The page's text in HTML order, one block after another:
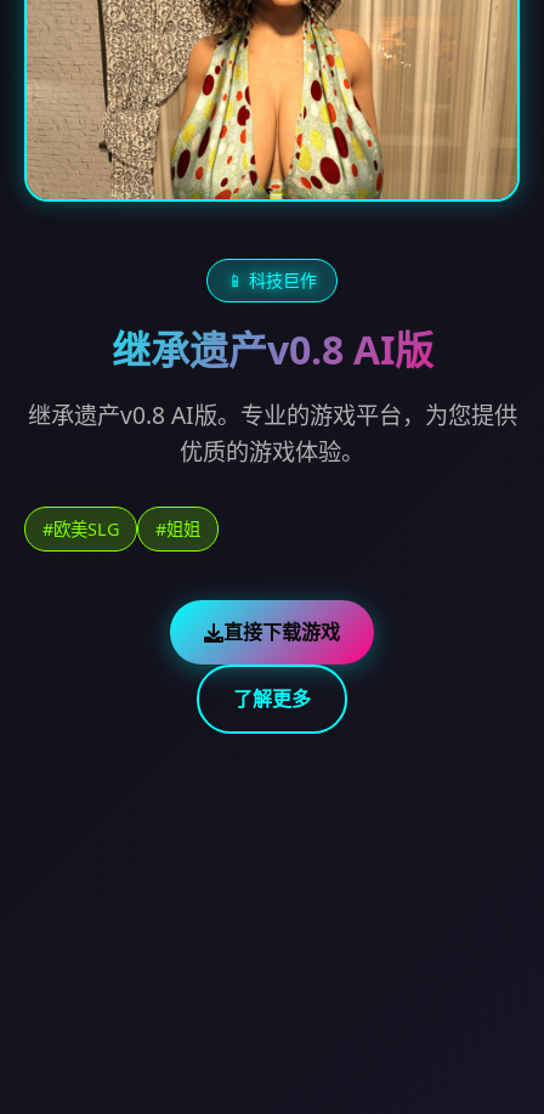
📱 科技巨作
继承遗产v0.8 AI版
继承遗产v0.8 AI版。专业的游戏平台，为您提供
优质的游戏体验。
#欧美SLG #姐姐
直接下载游戏
了解更多